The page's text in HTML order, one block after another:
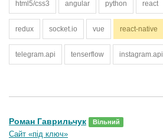
html5/css3 angular python react
redux socket.io vue react-native
telegram.api tenserflow instagram.api
Роман Гаврильчук Вільний
Сайт «під ключ»